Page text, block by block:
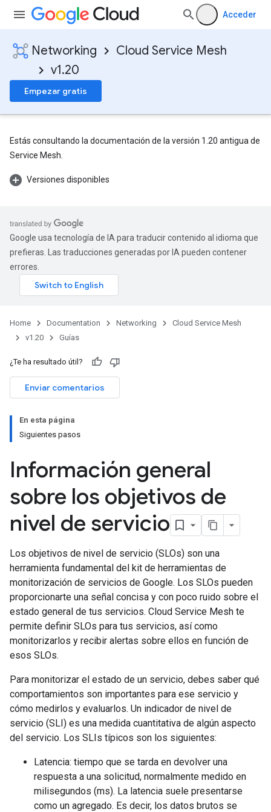
Acceder
Networking
Cloud Service Mesh
v1.20
Empezar gratis
Estás consultando la documentación de la versión 1.20 antigua de
Service Mesh.
Versiones disponibles
Google usa tecnología de IA para traducir contenido al idioma que
prefieras. Las traducciones generadas por IA pueden contener
errores.
Home Documentation Networking
Cloud Service Mesh
v1.20
Guías
¿Te ha resultado útil?
Enviar comentarios
En esta página
Siguientes pasos
Información general
sobre los objetivos de
nivel de servicio
Los objetivos de nivel de servicio (SLOs) son una
herramienta fundamental del kit de herramientas de
monitorización de servicios de Google. Los SLOs pueden
proporcionarte una señal concisa y con poco ruido sobre el
estado general de tus servicios. Cloud Service Mesh te
permite definir SLOs para tus servicios, así como
monitorizarlos y recibir alertas sobre ellos en función de
esos SLOs.
Para monitorizar el estado de un servicio, debes saber qué
comportamientos son importantes para ese servicio y
cómo medirlos y evaluarlos. Un indicador de nivel de
servicio (SLI) es una medida cuantitativa de algún aspecto
del servicio. Los SLIs típicos son los siguientes:
Latencia: tiempo que se tarda en devolver una
respuesta a una solicitud, normalmente medido en
milisegundos (ms). La latencia suele presentarse
como un agregado. Es decir, los datos brutos se